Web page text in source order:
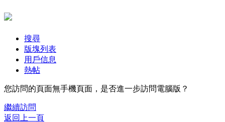
搜尋
版塊列表
用戶信息
熱帖
您訪問的頁面無手機頁面，是否進一步訪問電腦版？
繼續訪問
返回上一頁